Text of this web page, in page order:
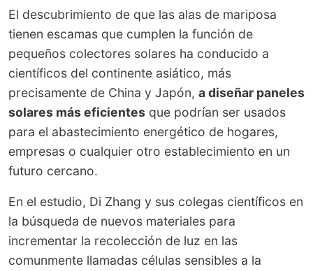
El descubrimiento de que las alas de mariposa
tienen escamas que cumplen la función de
pequeños colectores solares ha conducido a
científicos del continente asiático, más
precisamente de China y Japón, a diseñar paneles
solares más eficientes que podrían ser usados
para el abastecimiento energético de hogares,
empresas o cualquier otro establecimiento en un
futuro cercano.
En el estudio, Di Zhang y sus colegas científicos en
la búsqueda de nuevos materiales para
incrementar la recolección de luz en las
comunmente llamadas células sensibles a la